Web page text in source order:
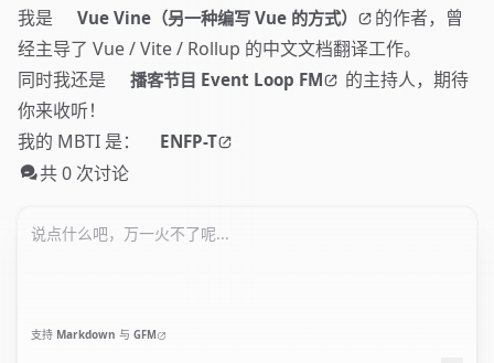
我是
Vue Vine（另一种编写 Vue 的方式）
的作者，曾
经主导了 Vue / Vite / Rollup 的中文文档翻译工作。
同时我还是
播客节目 Event Loop FM
的主持人，期待
你来收听！
我的 MBTI 是：
ENFP-T
共 0 次讨论
支持 Markdown 与 GFM